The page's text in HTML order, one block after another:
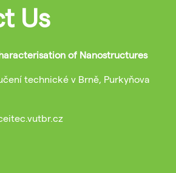
Us
of Nanostructures
technické v Brně, Purkyňova